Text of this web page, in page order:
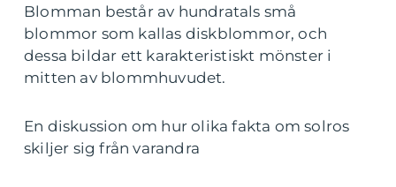
Blomman består av hundratals små
blommor som kallas diskblommor, och
dessa bildar ett karakteristiskt mönster i
mitten av blommhuvudet.
En diskussion om hur olika fakta om solros
skiljer sig från varandra